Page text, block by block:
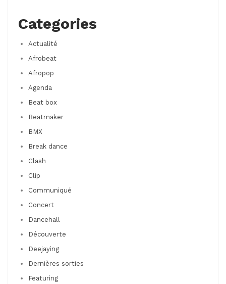
Categories
Actualité
Afrobeat
Afropop
Agenda
Beat box
Beatmaker
BMX
Break dance
Clash
Clip
Communiqué
Concert
Dancehall
Découverte
Deejaying
Dernières sorties
Featuring